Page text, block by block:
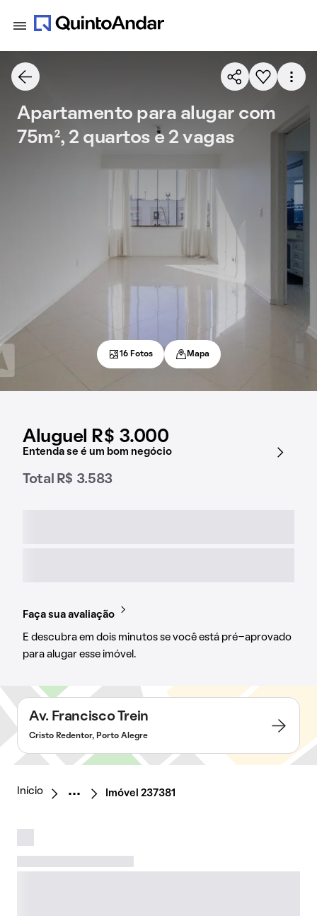
Aluguel R$ 3.000
Entenda se é um bom negócio
Total R$ 3.583
Faça sua avaliação
E descubra em dois minutos se você está pré-aprovado
para alugar esse imóvel.
Apartamento para alugar com
75m², 2 quartos e 2 vagas
16 Fotos Mapa
Av. Francisco Trein
Cristo Redentor, Porto Alegre
Início Imóvel 237381